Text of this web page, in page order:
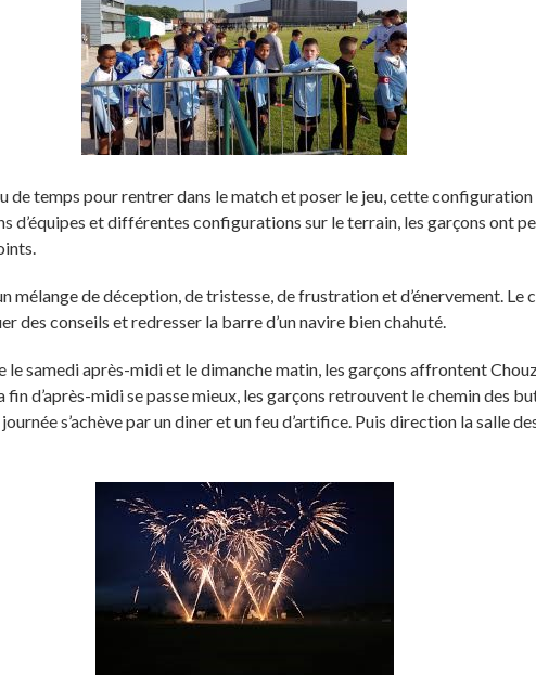
de temps pour rentrer dans le match et poser le jeu, cette
d’équipes et différentes configurations sur le terrain, les garçons ont
mélange de déception, de tristesse, de frustration et d’énervement.
conseils et redresser la barre d’un navire bien chahuté.
le samedi après-midi et le dimanche matin, les garçons affrontent
d’après-midi se passe mieux, les garçons retrouvent le chemin des
s’achève par un diner et un feu d’artifice. Puis direction la salle